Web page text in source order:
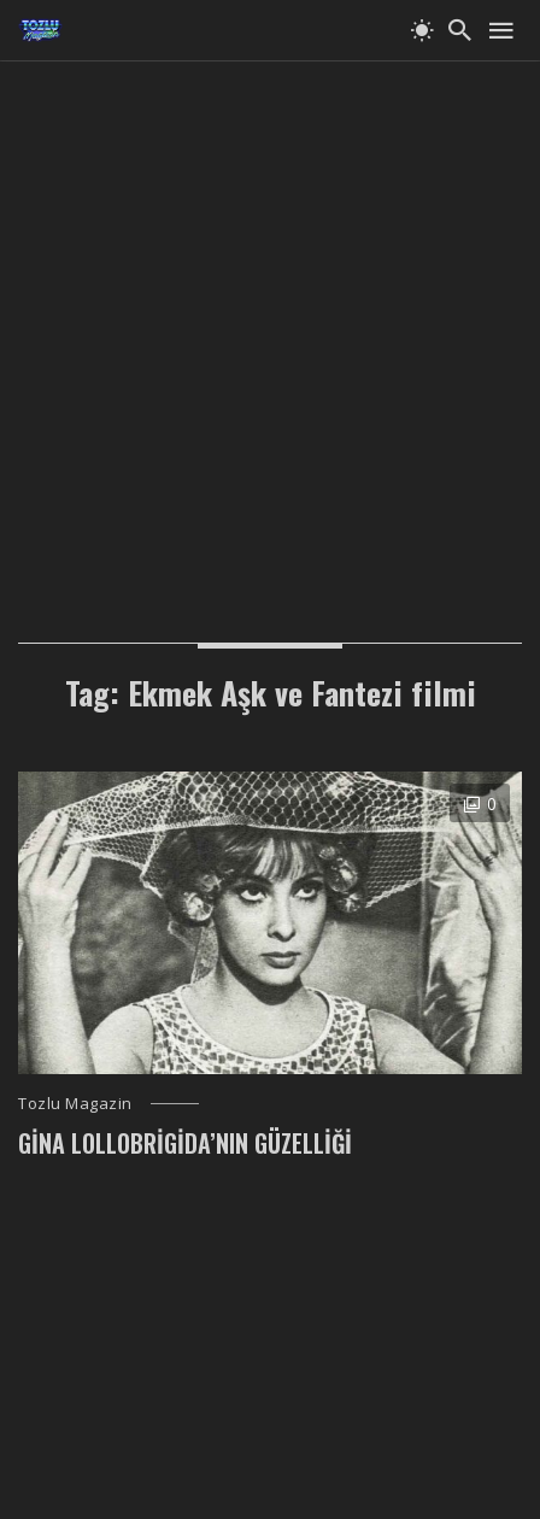
Tag: Ekmek Aşk ve Fantezi filmi
0
Tozlu Magazin
GINA LOLLOBRIGIDA’NIN GÜZELLIĞI